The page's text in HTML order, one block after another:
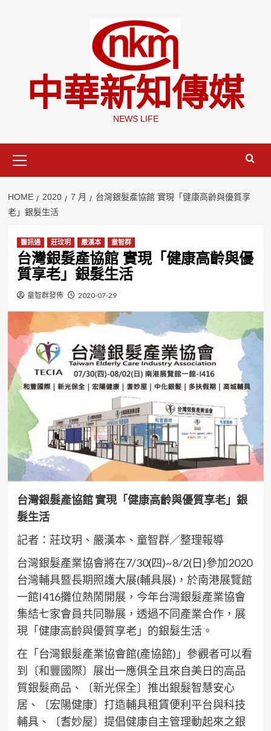
中華新知傳媒
NEWS LIFE
Menu
HOME 2020 7 月
台灣銀髮產協館 實現「健康高齡與優質享
老」銀髮生活
醫訊通 莊玟玥 嚴漢本 童智群
台灣銀髮產協館 實現「健康高齡與優
質享老」銀髮生活
童智群發佈 2020-07-29
台灣銀髮產協館 實現「健康高齡與優質享老」銀
髮生活
記者：莊玟玥、嚴漢本、童智群／整理報導
台灣銀髮產業協會將在7/30(四)~8/2(日)參加2020
台灣輔具暨長期照護大展(輔具展)，於南港展覽館
一館I416攤位熱鬧開展，今年台灣銀髮產業協會
集結七家會員共同聯展，透過不同產業合作，展
現「健康高齡與優質享老」的銀髮生活。
在「台灣銀髮產業協會館(產協館)」參觀者可以看
到〔和豐國際〕展出一應俱全且來自美日的高品
質銀髮商品、〔新光保全〕推出銀髮智慧安心
居、〔宏陽健康〕打造輔具租賃便利平台與科技
輔具、〔耆妙屋〕提倡健康自主管理動起來之銀